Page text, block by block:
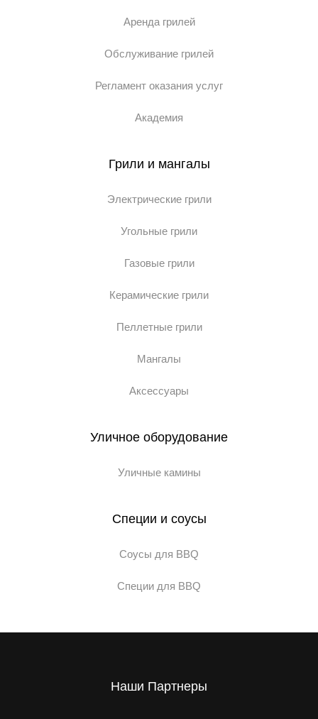
Аренда грилей
Обслуживание грилей
Регламент оказания услуг
Академия
Грили и мангалы
Электрические грили
Угольные грили
Газовые грили
Керамические грили
Пеллетные грили
Мангалы
Аксессуары
Уличное оборудование
Уличные камины
Специи и соусы
Соусы для BBQ
Специи для BBQ
Наши Партнеры